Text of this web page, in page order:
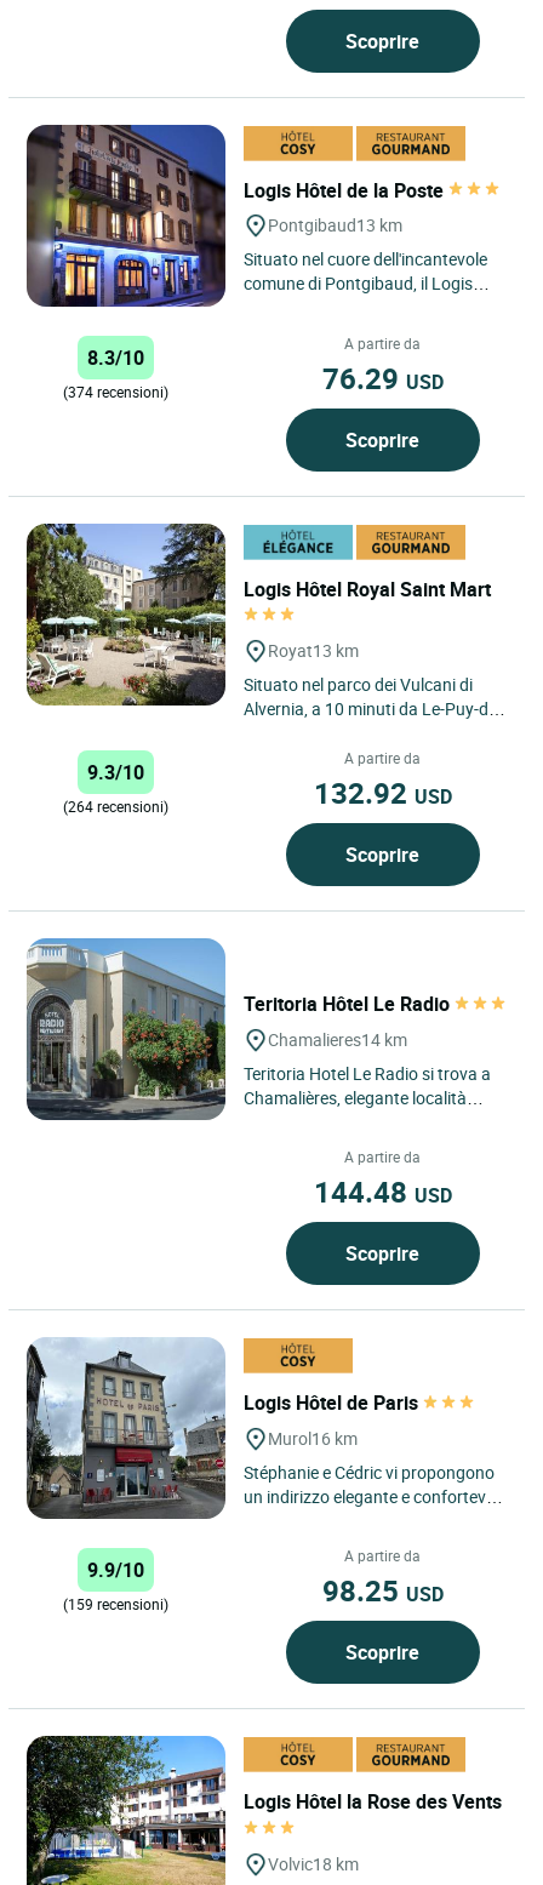
Scoprire
Logis Hôtel de la Poste
Pontgibaud13 km
Situato nel cuore dell'incantevole
comune di Pontgibaud, il Logis
8.3/10
(374 recensioni)
A partire da
76.29 USD
Scoprire
Logis Hôtel Royal Saint Mart
Royat13 km
Situato nel parco dei Vulcani di
Alvernia, a 10 minuti da Le-Puy-de-
da Clermont-Ferrand,...
9.3/10
(264 recensioni)
A partire da
132.92 USD
Scoprire
Teritoria Hôtel Le Radio
Chamalieres14 km
Teritoria Hotel Le Radio si trova a
Chamalières, elegante località
Ferrand, nel cuore del...
A partire da
144.48 USD
Scoprire
Logis Hôtel de Paris
Murol16 km
Stéphanie e Cédric vi propongono
un indirizzo elegante e confortevole,
850 m di altitudine. ...
9.9/10
(159 recensioni)
A partire da
98.25 USD
Scoprire
Logis Hôtel la Rose des Vents
Volvic18 km